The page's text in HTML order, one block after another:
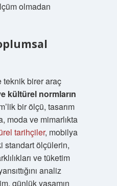
olmadan
birer araç
kültürel normların
bir ölçü, tasarım
moda ve mimarlıkta
tarihçiler, mobilya
standart ölçülerin,
ve tüketim
analiz
günlük yaşamın